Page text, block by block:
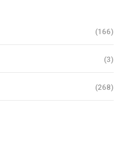
(166)
(3)
(268)